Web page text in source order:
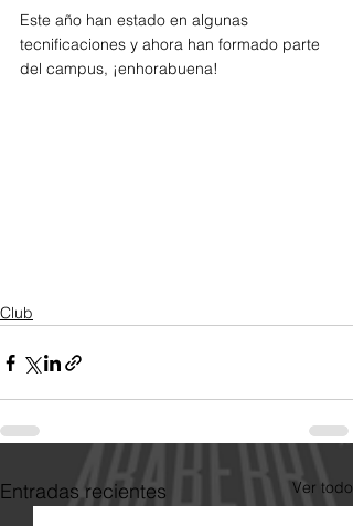
Este año han estado en algunas
tecnificaciones y ahora han formado parte
del campus, ¡enhorabuena!
Club
Entradas recientes Ver todo